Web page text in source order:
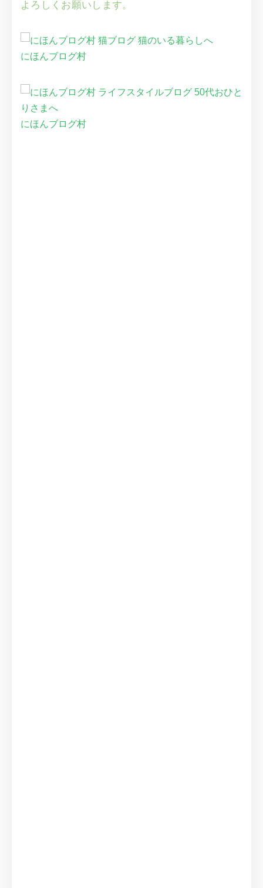
よろしくお願いします。
にほんブログ村
にほんブログ村